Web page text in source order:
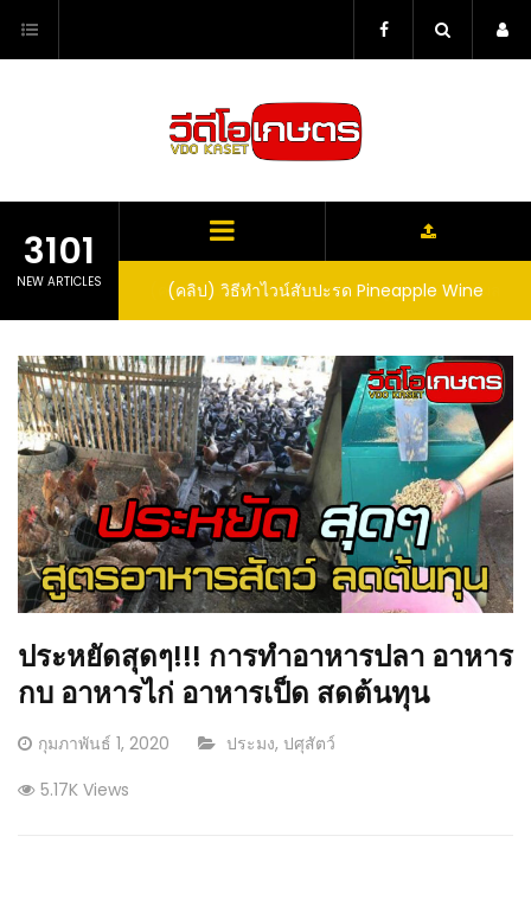
content
3101
NEW ARTICLES
ปในถัง จะได้ผล
expect that
would yield
fruit
(คลิป) วิธีทำไวน์สับปะรด Pineapple Wine
ประหยัดสุดๆ!!! การทำอาหารปลา อาหาร
กบ อาหารไก่ อาหารเป็ด สดต้นทุน
Posted
กุมภาพันธ์ 1, 2020 CATEGORY:
ประมง, ปศุสัตว์
5.17K Views